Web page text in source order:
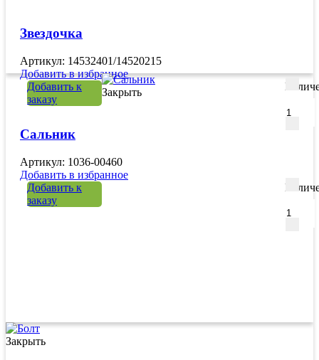
Звездочка
Артикул: 14532401/14520215
Добавить в избранное
Добавить к
заказу
Закрыть
Сальник
Артикул: 1036-00460
Добавить в избранное
Добавить к
заказу
Закрыть